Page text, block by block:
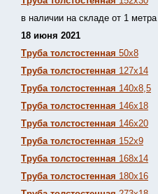
в наличии на складе от 1 метра
18 июня 2021
Труба толстостенная 50х8
Труба толстостенная 127х14
Труба толстостенная 140х8,5
Труба толстостенная 146х18
Труба толстостенная 146х20
Труба толстостенная 152х9
Труба толстостенная 168х14
Труба толстостенная 180х16